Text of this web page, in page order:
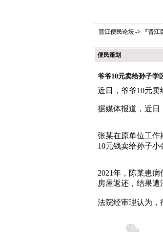
晋江便民论坛 -> 『晋江
便民策划
爷爷10元卖给孙子学
近日，爷爷10元
据媒体报道 ，近
张某在原单位工作
10元钱卖给孙子小
2021年，陈某患
房屋返还，结果遭
法院经审理认为，